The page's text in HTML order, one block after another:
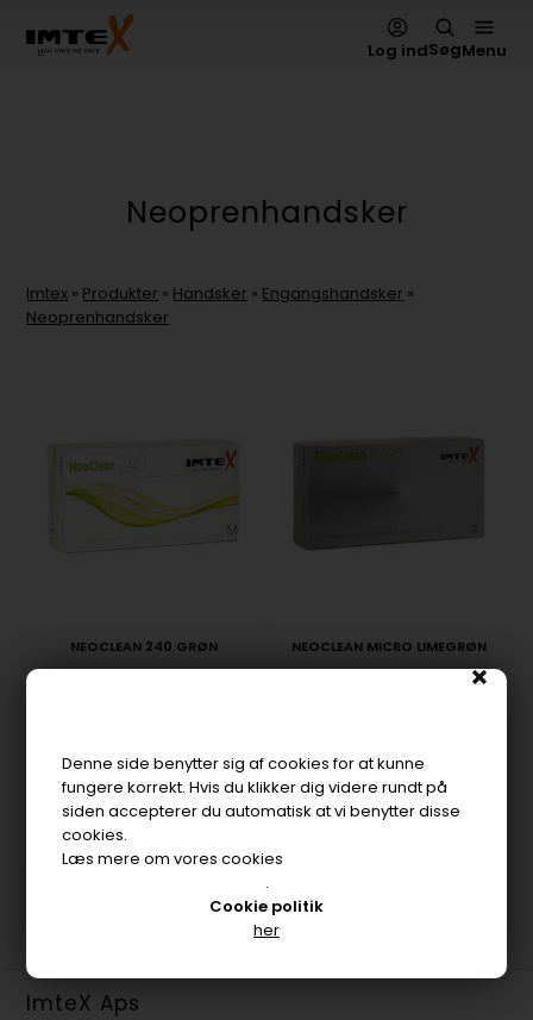
Cookie politik
Denne side benytter sig af cookies for at kunne
fungere korrekt. Hvis du klikker dig videre rundt på
siden accepterer du automatisk at vi benytter disse
cookies.
Læs mere om vores cookies
her
.
Log indSøgMenu
Neoprenhandsker
Imtex » Produkter » Handsker » Engangshandsker »
Neoprenhandsker
NEOCLEAN 240 GRØN
hospitaler.
Længde min. 240 mm.
NEOCLEAN MICRO LIMEGRØN
Længde 240 mm.
ImteX Aps